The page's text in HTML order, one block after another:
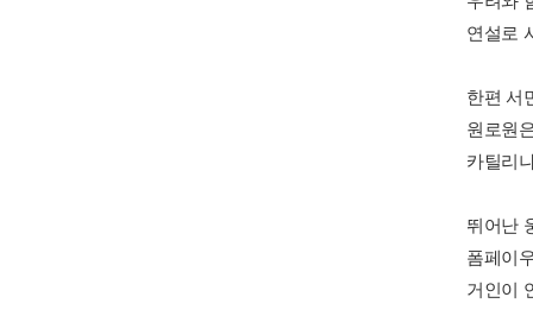
연설로
한편 서
원로원
카틸리
뛰어난
폼페이
거인이